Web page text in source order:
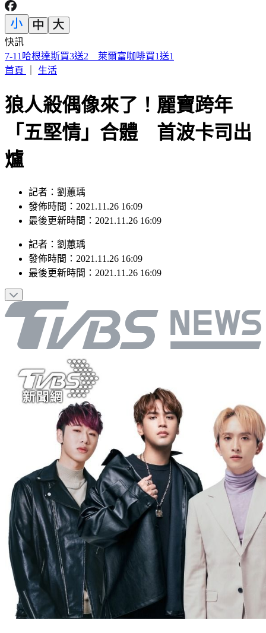
快訊
2026購車風向球 : 看購車趨勢分析，還有好禮天天抽
首頁
生活
狼人殺偶像來了！麗寶跨年
「五堅情」合體 首波卡司出
爐
記者：劉蕙瑀
發佈時間：2021.11.26 16:09
最後更新時間：2021.11.26 16:09
記者 ： 劉蕙瑀
發佈時間： 2021.11.26 16:09
最後更新時間： 2021.11.26 16:09